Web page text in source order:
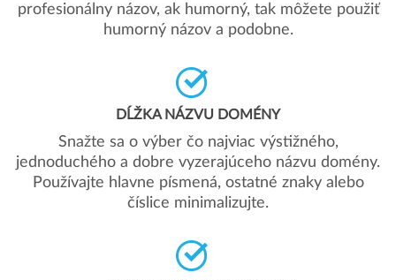
profesionálny názov, ak humorný, tak môžete použiť
humorný názov a podobne.
DĹŽKA NÁZVU DOMÉNY
Snažte sa o výber čo najviac výstižného,
jednoduchého a dobre vyzerajúceho názvu domény.
Používajte hlavne písmená, ostatné znaky alebo
číslice minimalizujte.